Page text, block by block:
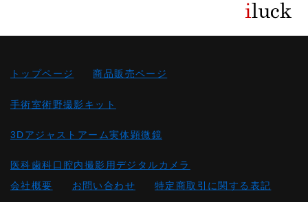
トップページ 商品販売ページ
手術室術野撮影キット
3Dアジャストアーム実体顕微鏡
医科歯科口腔内撮影用デジタルカメラ
会社概要
お問い合わせ 特定商取引に関する表記